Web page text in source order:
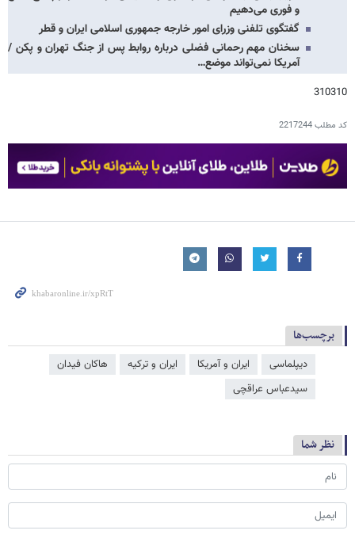
و فوری می‌دهیم
گفتگوی تلفنی وزرای امور خارجه جمهوری اسلامی ایران و قطر
سخنان مهم رحمانی فضلی درباره روابط پس از جنگ تهران و پکن /
آمریکا نمی‌تواند موضع…
310310
کد مطلب2217244
برچسب‌ها
دیپلماسی ایران و آمریکا ایران و ترکیه
هاکان فیدان
سیدعباس عراقچی
نظر شما